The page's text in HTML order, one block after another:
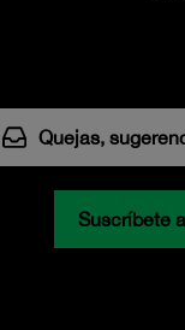
Quejas,
Suscríbete